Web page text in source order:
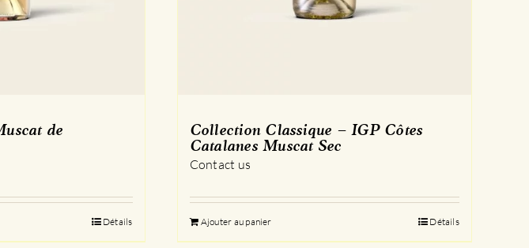
de
Détails
Collection Classique – IGP Côtes
Catalanes Muscat Sec
Contact us
Ajouter au panier Détails